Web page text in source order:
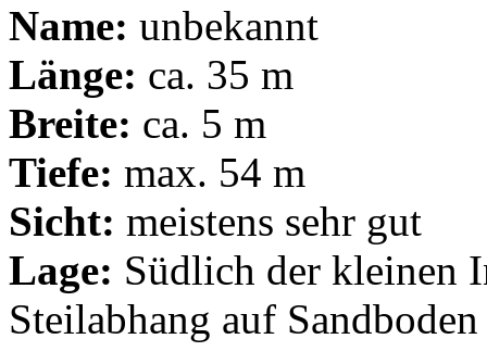
Name: unbekannt
Länge: ca. 35 m
Breite: ca. 5 m
Tiefe: max. 54 m
Sicht: meistens sehr gut
Lage: Südlich der kleinen
Steilabhang auf